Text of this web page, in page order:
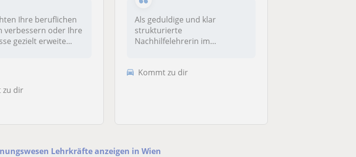
Ihre beruflichen
verbessern oder Ihre
gezielt erweite...
zu dir
Als geduldige und klar
strukturierte
Nachhilfelehrerin im
Kommt zu dir
Lehrkräfte anzeigen in Wien